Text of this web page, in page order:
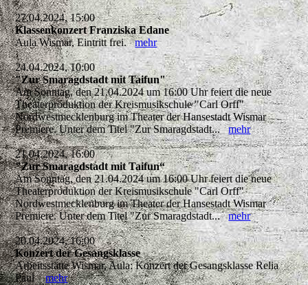
27.04.2024, 15:00
Klassenkonzert Franziska Edane
Aula Wismar, Eintritt frei.mehr
24.04.2024, 10:00
"Zur Smaragdstadt mit Taifun"
Am Sonntag, den 21.04.2024 um 16:00 Uhr feiert die neue
Theaterproduktion der Kreismusikschule "Carl Orff"
Nordwestmecklenburg im Theater der Hansestadt Wismar
Premiere. Unter dem Titel "Zur Smaragdstadt...mehr
21.04.2024, 16:00
"Zur Smaragdstadt mit Taifun“
Am Sonntag, den 21.04.2024 um 16:00 Uhr feiert die neue
Theaterproduktion der Kreismusikschule "Carl Orff"
Nordwestmecklenburg im Theater der Hansestadt Wismar
Premiere. Unter dem Titel "Zur Smaragdstadt...mehr
20.04.2024, 16:00
Konzert der Gesangsklasse
Arbeitsstätte Wismar, Aula: Konzert der Gesangsklasse Relia
Paulmehr